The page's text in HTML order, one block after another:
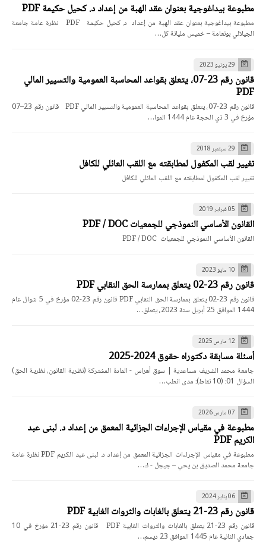
مطبوعة بيداغوجية بعنوان عقد الهبة من إعداد د. كحيل حكيمة PDF
مطبوعة بيداغوجية بعنوان عقد الهبة من إعداد د. كحيل حكيمة PDF نظرة عامة جامعة
الجيلالي بونعامة – خميس مليانة كل…
29 يونيو 2023
قانون رقم 23-07، يتعلق بقواعد المحاسبة العمومية والتسيير المالي
PDF
قانون رقم 23-07، يتعلق بقواعد المحاسبة العمومية والتسيير المالي PDF قانون رقم 23–07
مؤرخ في 3 ذي الحجة عام 1444 الموا…
29 سبتمبر 2018
تغيير لقب المكفول لمطابقته مع اللقب العائلي للكافل
تغيير لقب المكفول لمطابقته مع اللقب العائلي للكافل
05 فبراير 2019
القانون الأساسي النموذجي للجمعيات PDF / DOC
القانون الأساسي النموذجي للجمعيات PDF / DOC
10 مايو 2023
قانون رقم 23-02 يتعلق بممارسة الحق النقابي PDF
قانون رقم 23-02 يتعلق بممارسة الحق النقابي PDF قانون رقم 23-02 مؤرخ في 5 شوال عام
1444 الموافق 25 أبريل سنة 2023، يتعلق…
12 مارس 2025
أسئلة مسابقة دكتوراه حقوق 2024-2025
جامعة محمد الشريف مساعدية | سوق أهراس - المادة المشتركة (نظرية القانون، نظرية الحق)
السؤال 01: (10 نقاط): مدى انطب…
07 مارس 2026
مطبوعة في مقياس الإجراءات الجزائية المعمق من إعداد د. لبنى عبد
الكريم PDF
مطبوعة في مقياس الإجراءات الجزائية المعمق من إعداد د. لبنى عبد الكريم PDF نظرة عامة
جامعة محمد الصديق بن يحي – جيجل - ك…
06 يناير 2024
قانون رقم 23-21 يتعلق بالغابات والثروات الغابية PDF
قانون رقم 23-21 يتعلق بالغابات والثروات الغابية PDF قانون رقم 23-21 مؤرخ في 10
جمادي الثانية عام 1445 الموافق 23 ديسم…